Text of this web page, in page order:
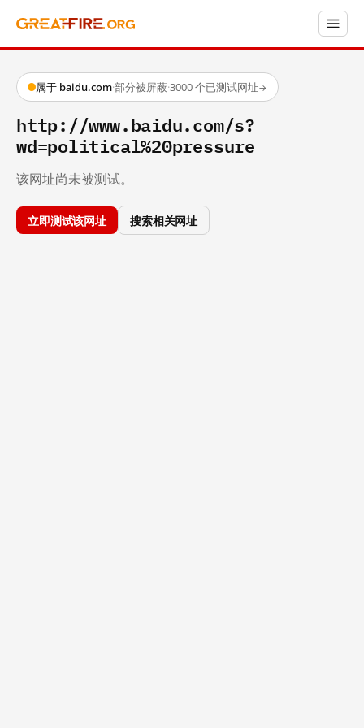
属于 baidu.com·部分被屏蔽·3000 个已测试网址→
http://www.baidu.com/s?
wd=political%20pressure
该网址尚未被测试。
立即测试该网址 搜索相关网址